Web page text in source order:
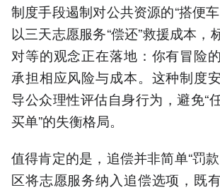
制度手段遏制对公共资源的“搭便
以三天志愿服务“偿还”救援成本，
对等的观念正在落地：你有冒险
承担相应风险与成本。这种制度
导公众理性评估自身行为，避免“
买单”的失衡格局。
值得肯定的是，追偿并非简单“罚
区将志愿服务纳入追偿选项，既